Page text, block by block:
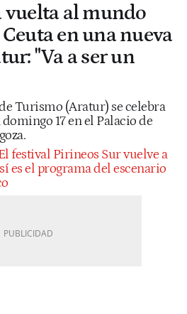
vuelta al mundo
en una nueva
"Va a ser un
Turismo (Aratur) se celebra
domingo 17 en el Palacio de
festival Pirineos Sur vuelve a
es el programa del escenario